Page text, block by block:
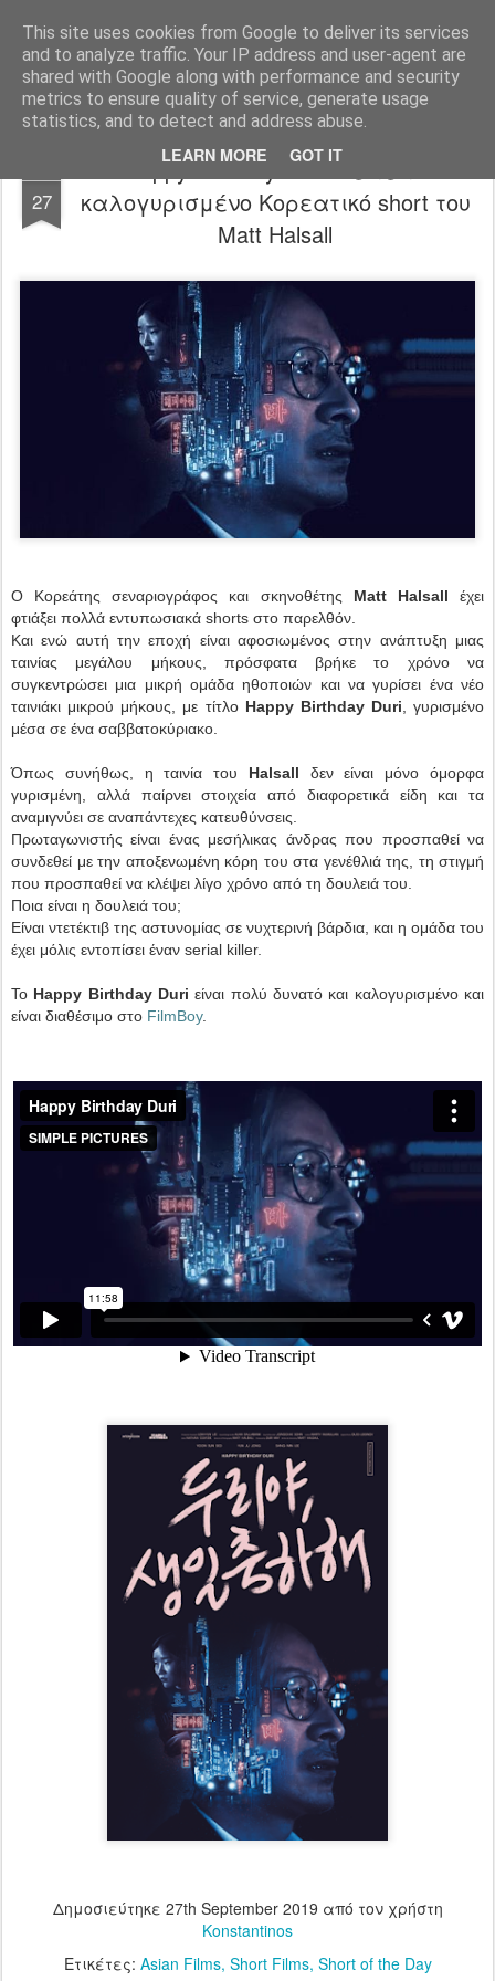
This site uses cookies from Google to deliver its services
and to analyze traffic. Your IP address and user-agent are
shared with Google along with performance and security
metrics to ensure quality of service, generate usage
statistics, and to detect and address abuse.
LEARN MORE GOT IT
FilmBoy
27
Happy Birthday Duri: Δείτε το
καλογυρισμένο Κορεατικό short του
Matt Halsall
Ο Κορεάτης σεναριογράφος και σκηνοθέτης Matt Halsall έχει
φτιάξει πολλά εντυπωσιακά shorts στο παρελθόν.
Και ενώ αυτή την εποχή είναι αφοσιωμένος στην ανάπτυξη μιας
ταινίας μεγάλου μήκους, πρόσφατα βρήκε το χρόνο να
συγκεντρώσει μια μικρή ομάδα ηθοποιών και να γυρίσει ένα νέο
ταινιάκι μικρού μήκους, με τίτλο Happy Birthday Duri , γυρισμένο
μέσα σε ένα σαββατοκύριακο.
Όπως συνήθως, η ταινία του Halsall δεν είναι μόνο όμορφα
γυρισμένη, αλλά παίρνει στοιχεία από διαφορετικά είδη και τα
αναμιγνύει σε αναπάντεχες κατευθύνσεις.
Πρωταγωνιστής είναι ένας μεσήλικας άνδρας που προσπαθεί να
συνδεθεί με την αποξενωμένη κόρη του στα γενέθλιά της, τη στιγμή
που προσπαθεί να κλέψει λίγο χρόνο από τη δουλειά του.
Ποια είναι η δουλειά του;
Είναι ντετέκτιβ της αστυνομίας σε νυχτερινή βάρδια, και η ομάδα του
έχει μόλις εντοπίσει έναν serial killer.
Το Happy Birthday Duri είναι πολύ δυνατό και καλογυρισμένο και
είναι διαθέσιμο στο FilmBoy.
Δημοσιεύτηκε 27th September 2019 από τον χρήστη
Konstantinos
Ετικέτες: Asian Films Short Films Short of the Day